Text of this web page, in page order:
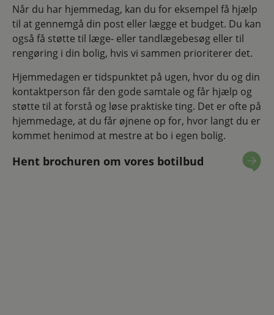
Når du har hjemmedag, kan du for eksempel få hjælp
til at gennemgå din post eller lægge et budget. Du kan
også få støtte til læge- eller tandlægebesøg eller til
rengøring i din bolig, hvis vi sammen prioriterer det.
Hjemmedagen er tidspunktet på ugen, hvor du og din
kontaktperson får den gode samtale og får hjælp og
støtte til at forstå og løse praktiske ting. Det er ofte på
hjemmedage, at du får øjnene op for, hvor langt du er
kommet henimod at mestre at bo i egen bolig.
Hent brochuren om vores botilbud